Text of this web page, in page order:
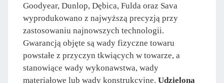
Goodyear, Dunlop, Dębica, Fulda oraz Sava
wyprodukowano z najwyższą precyzją przy
zastosowaniu najnowszych technologii.
Gwarancją objęte są wady fizyczne towaru
powstałe z przyczyn tkwiących w towarze, a
stanowiące wady wykonawstwa, wady
materiałowe lub wady konstrukcyjne. Udzielona